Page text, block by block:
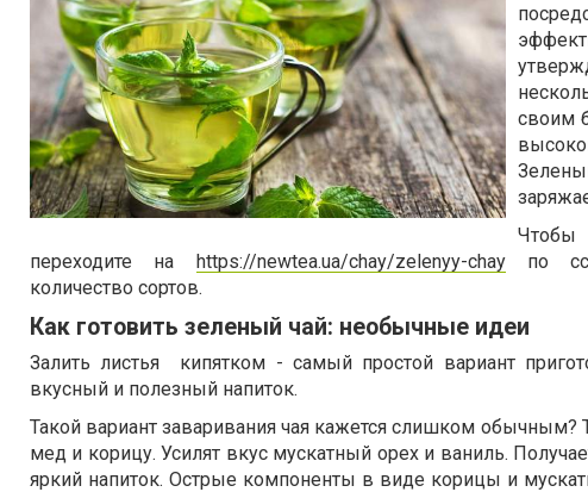
своим
Чтобы
переходите на https://newtea.ua/chay/zelenyy-chayпо
количество сортов.
Как готовить зеленый чай: необычные идеи
Залить листья кипятком - самый простой вариант
вкусный и полезный напиток.
Такой вариант заваривания чая кажется слишком обычным?
мед и корицу. Усилят вкус мускатный орех и ваниль.
яркий напиток. Острые компоненты в виде корицы и